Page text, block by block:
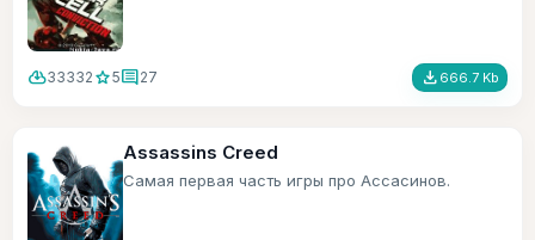
cloud_download33332 star5comment27 file_download 666.7 Kb
Assassins Creed
Самая первая часть игры про Ассасинов.